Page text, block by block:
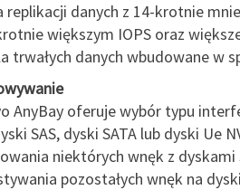
replikacji danych z 14-krotnie
większym IOPS oraz
trwałych danych wbudowane w
AnyBay oferuje wybór typu
SAS, dyski SATA lub dyski Ue
niektórych wnęk z dyskami
pozostałych wnęk na